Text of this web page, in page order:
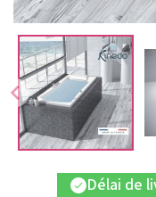
chevron_left
check Délai de